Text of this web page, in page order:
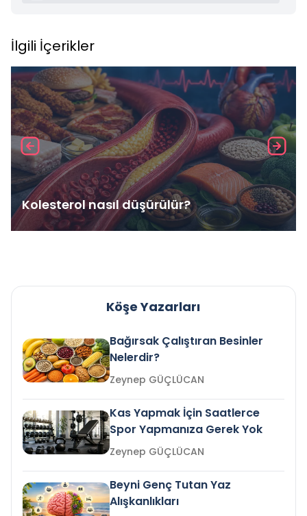
İlgili İçerikler
Kolesterol nasıl düşürülür?
Köşe Yazarları
Bağırsak Çalıştıran Besinler
Nelerdir?
Zeynep GÜÇLÜCAN
Kas Yapmak İçin Saatlerce
Spor Yapmanıza Gerek Yok
Zeynep GÜÇLÜCAN
Beyni Genç Tutan Yaz
Alışkanlıkları